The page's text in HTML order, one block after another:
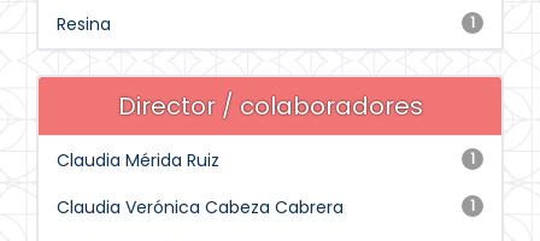
1
Resina
Director / colaboradores
1
Claudia Mérida Ruiz
1
Claudia Verónica Cabeza Cabrera